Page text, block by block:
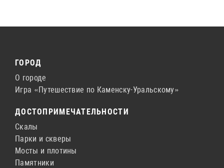
ГОРОД
О городе
Игра «Путешествие по Каменску-Уральскому»
ДОСТОПРИМЕЧАТЕЛЬНОСТИ
Скалы
Парки и скверы
Мосты и плотины
Памятники